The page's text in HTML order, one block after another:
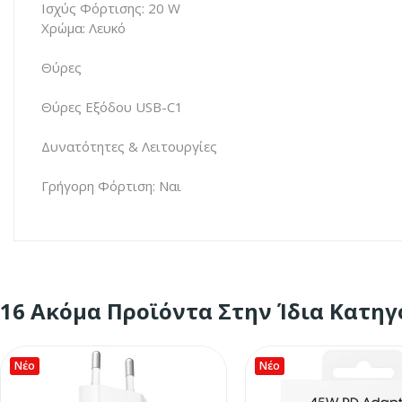
Ισχύς Φόρτισης: 20 W
Χρώμα: Λευκό
Θύρες
Θύρες Εξόδου USB-C1
Δυνατότητες & Λειτουργίες
Γρήγορη Φόρτιση: Ναι
16 Ακόμα Προϊόντα Στην Ίδια
Νέο Νέο